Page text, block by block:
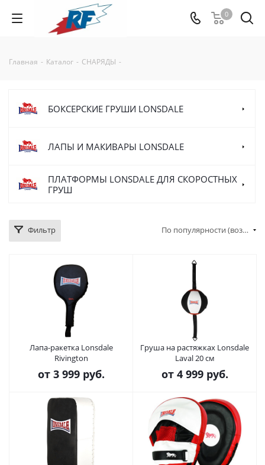
0
Главная - Каталог - СНАРЯДЫ -
БОКСЕРСКИЕ ГРУШИ LONSDALE
ЛАПЫ И МАКИВАРЫ LONSDALE
ПЛАТФОРМЫ LONSDALE ДЛЯ СКОРОСТНЫХ
ГРУШ
Фильтр По популярности (возрастание)
Лапа-ракетка Lonsdale
Rivington
от 3 999 руб.
Груша на растяжках Lonsdale
Laval 20 см
от 4 999 руб.